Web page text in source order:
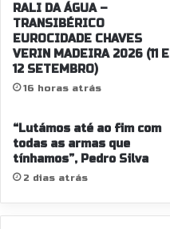
RALI DA ÁGUA –
TRANSIBÉRICO
EUROCIDADE CHAVES
VERIN MADEIRA 2026 (11 E
12 SETEMBRO)
16 horas atrás
“Lutámos até ao fim com
todas as armas que
tínhamos”, Pedro Silva
2 dias atrás